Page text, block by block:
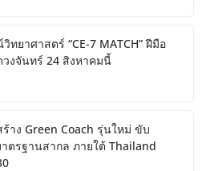
ยาศาสตร์ “CE-7 MATCH” ฝีมือ
งจันทร์ 24 สิงหาคมนี้
าง Green Coach รุ่นใหม่ ขับ
ตรฐานสากล ภายใต้ Thailand